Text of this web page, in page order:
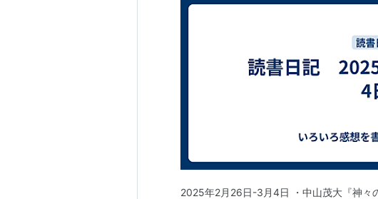
2025年2月26日-3月4日 ・中山茂大『神々